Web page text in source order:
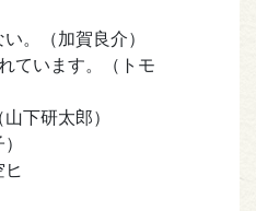
）
。（加賀良介）
ています。（トモ
下研太郎）